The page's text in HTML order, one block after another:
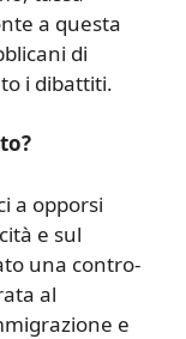
a questa
di
i dibattiti.
a opporsi
e sul
una contro-
al
e